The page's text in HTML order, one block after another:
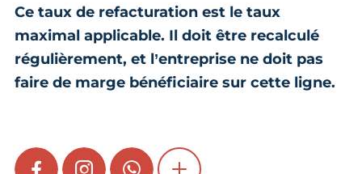
Ce taux de refacturation est le taux
maximal applicable. Il doit être recalculé
régulièrement, et l’entreprise ne doit pas
faire de marge bénéficiaire sur cette ligne.